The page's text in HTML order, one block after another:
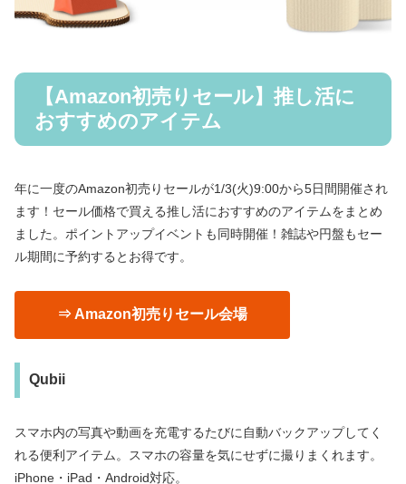
【Amazon初売りセール】推し活に
おすすめのアイテム
年に一度のAmazon初売りセールが1/3(火)9:00から5日間開催され
ます！セール価格で買える推し活におすすめのアイテムをまとめ
ました。ポイントアップイベントも同時開催！雑誌や円盤もセー
ル期間に予約するとお得です。
⇒ Amazon初売りセール会場
Qubii
スマホ内の写真や動画を充電するたびに自動バックアップしてく
れる便利アイテム。スマホの容量を気にせずに撮りまくれます。
iPhone・iPad・Android対応。